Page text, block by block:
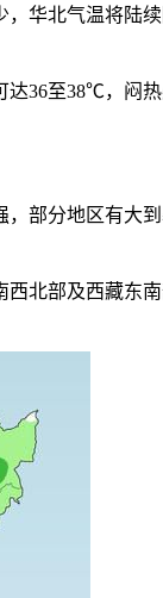
华北气温将陆
36至38℃，闷
部分地区有大
北部及西藏东